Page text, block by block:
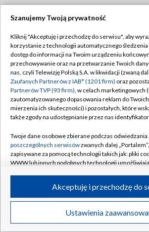
TVP
Abonament TVP
Emisja w TVP
Centrum informacji TVP
Naziemna Telewizja Cyfrowa
Rada Programowa
System NOS
Informacje o nadawcy
Program dla prasy
Ogłoszenie przetargowe
Regulamin TVP
Polityka
Moje zgody
Pomoc
Kontakt
Kanały
©2026 Telewizja Polska S.A. w
Szanujemy Twoją prywatność
Kliknij "Akceptuję i przechodzę do serwisu", aby
korzystanie z technologii automatycznego śledzenia
dostęp do informacji na Twoim urządzeniu
przechowywanie oraz na przetwarzanie Twoich
nas, czyli Telewizję Polską S.A. w likwidacji (zwaną
Zaufanych Partnerów z IAB* (1201 firm) oraz
Partnerów TVP (93 firm), w celach marketingowych
zautomatyzowanego dopasowania reklam do
mierzenia ich skuteczności) i pozostałych, które
także zgody na udostępnianie przez nas
Twoje dane osobowe zbierane podczas odwiedzania
poszczególnych serwisówzwanych dalej
zapisywane za pomocą technologii takich jak: pliki
WWW lub innych podobnych technologii
ruchu w Internecie.
Twoje dane osobowe zbierane podczas odwiedzania
poszczególnych serwisówna Portalu, takie jak
Ustawienia
Akceptuję i przechodzę do